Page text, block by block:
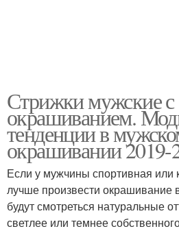
Стрижки мужские с
окрашиванием.
тенденции в
окрашивании 2019-
Если у мужчины спортивная или
лучше произвести окрашивание
будут смотреться натуральные
светлее или темнее